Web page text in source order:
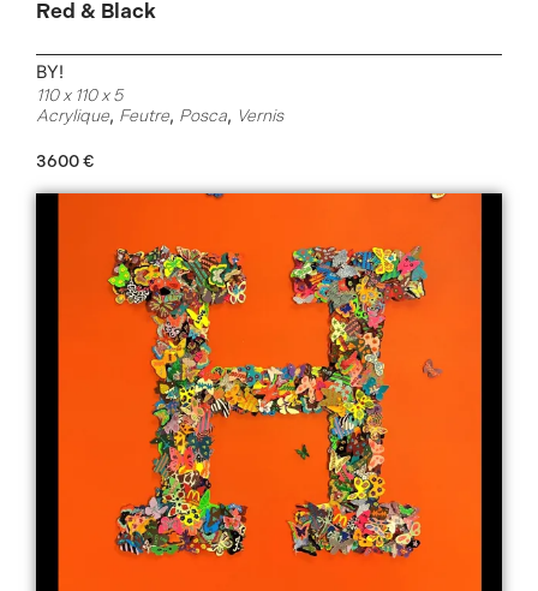
Red & Black
BY!
110 x 110 x 5
Acrylique, Feutre, Posca, Vernis
3600€